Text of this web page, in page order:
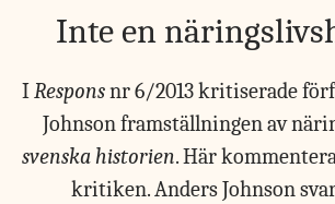
Inte en
IResponsnr 6/2013 kritiserade
Johnson framställningen av
svenska historien. Här
kritiken. Anders Johnson